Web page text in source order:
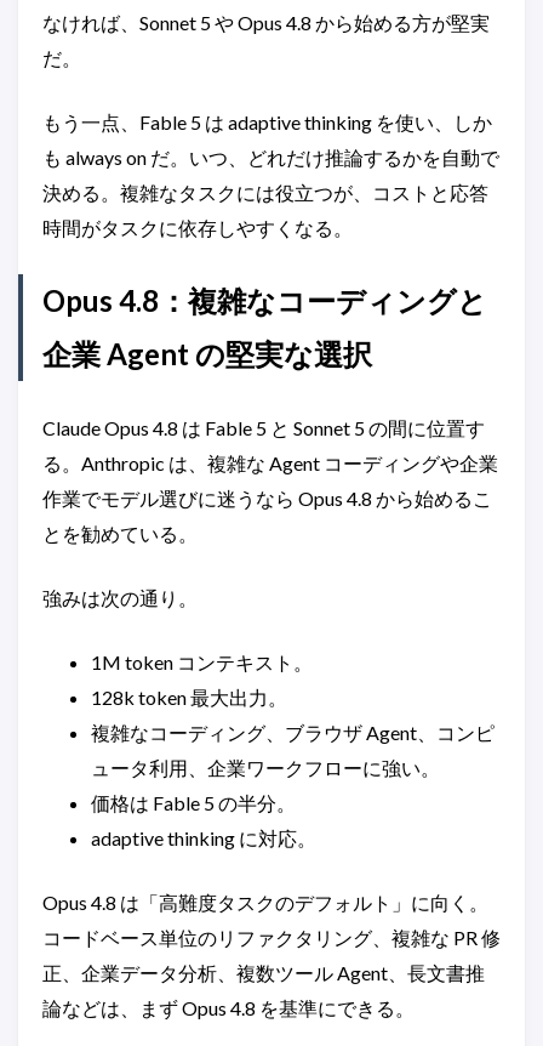
なければ、Sonnet 5 や Opus 4.8 から始める方が堅実
だ。
もう一点、Fable 5 は adaptive thinking を使い、しか
も always on だ。いつ、どれだけ推論するかを自動で
決める。複雑なタスクには役立つが、コストと応答
時間がタスクに依存しやすくなる。
Opus 4.8：複雑なコーディングと
企業 Agent の堅実な選択
Claude Opus 4.8 は Fable 5 と Sonnet 5 の間に位置す
る。Anthropic は、複雑な Agent コーディングや企業
作業でモデル選びに迷うなら Opus 4.8 から始めるこ
とを勧めている。
強みは次の通り。
1M token コンテキスト。
128k token 最大出力。
複雑なコーディング、ブラウザ Agent、コンピ
ュータ利用、企業ワークフローに強い。
価格は Fable 5 の半分。
adaptive thinking に対応。
Opus 4.8 は「高難度タスクのデフォルト」に向く。
コードベース単位のリファクタリング、複雑な PR 修
正、企業データ分析、複数ツール Agent、長文書推
論などは、まず Opus 4.8 を基準にできる。